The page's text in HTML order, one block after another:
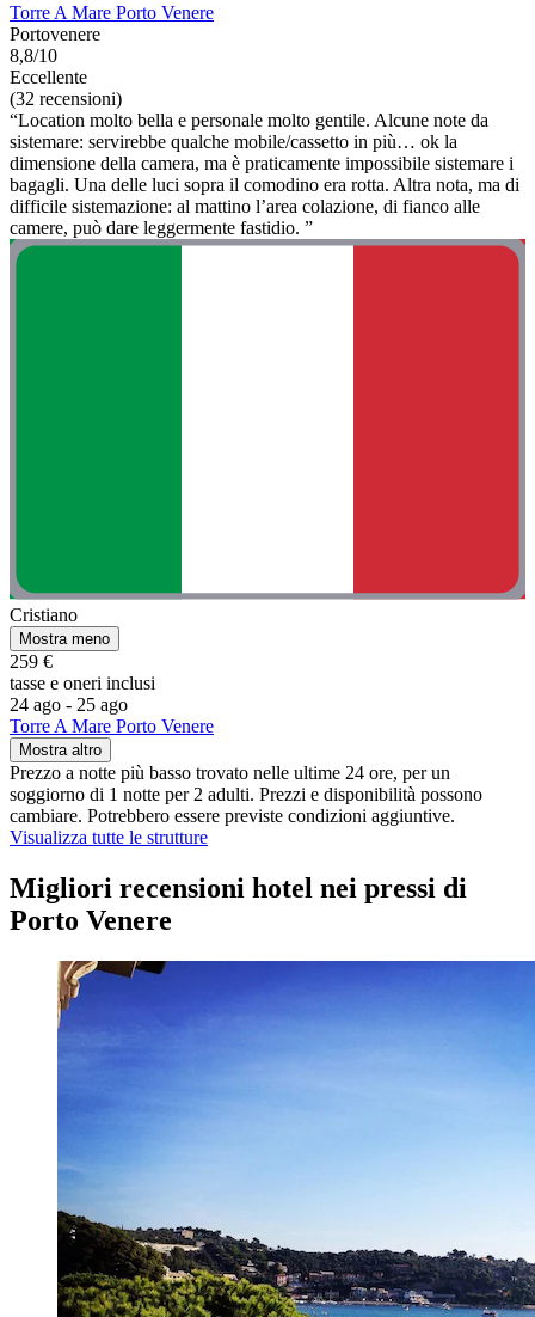
Torre A Mare Porto Venere
Portovenere
8,8/10
Eccellente
(32 recensioni)
“Location molto bella e personale molto gentile. Alcune note da
sistemare: servirebbe qualche mobile/cassetto in più… ok la
dimensione della camera, ma è praticamente impossibile sistemare i
bagagli. Una delle luci sopra il comodino era rotta. Altra nota, ma di
difficile sistemazione: al mattino l’area colazione, di fianco alle
camere, può dare leggermente fastidio. ”
Cristiano
Mostra meno
259 €
tasse e oneri inclusi
24 ago - 25 ago
Torre A Mare Porto Venere
Mostra altro
Prezzo a notte più basso trovato nelle ultime 24 ore, per un
soggiorno di 1 notte per 2 adulti. Prezzi e disponibilità possono
cambiare. Potrebbero essere previste condizioni aggiuntive.
Visualizza tutte le strutture
Migliori recensioni hotel nei pressi di
Porto Venere